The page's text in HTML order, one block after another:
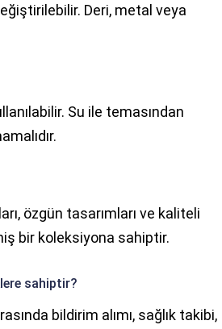
Deri, metal veya
Su ile temasından
özgün tasarımları ve kaliteli
bir koleksiyona sahiptir.
sahiptir?
bildirim alımı, sağlık takibi,